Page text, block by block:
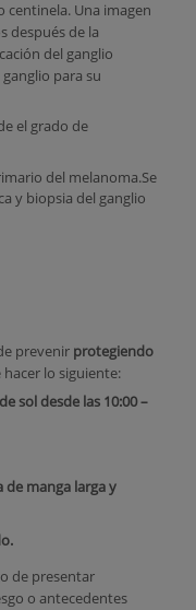
centinela. Una imagen
después de la
del ganglio
para su
el grado de
del melanoma.Se
y biopsia del ganglio
prevenir protegiendo
hacer lo siguiente:
sol desde las 10:00 –
de manga larga y
de presentar
o antecedentes